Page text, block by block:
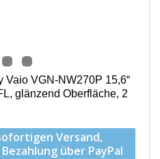
Vaio VGN-NW270P 15,6“
g länzend Oberfläche, 2
Versand,
über PayPal